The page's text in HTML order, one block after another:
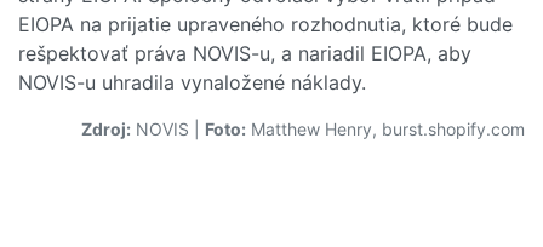
EIOPA na prijatie upraveného rozhodnutia, ktoré bude
rešpektovať práva NOVIS-u, a nariadil EIOPA, aby
NOVIS-u uhradila vynaložené náklady.
Zdroj: NOVIS Foto: Matthew Henry, burst.shopify.com